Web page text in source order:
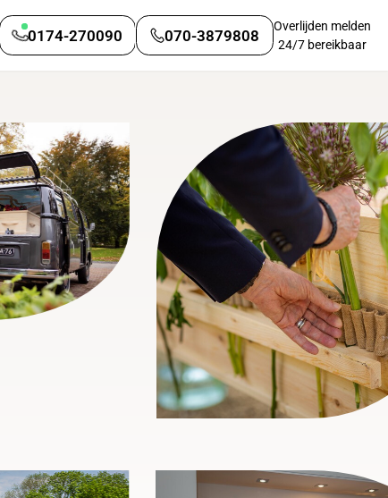
0174-270090 070-3879808
Overlijden melden
24/7 bereikbaar